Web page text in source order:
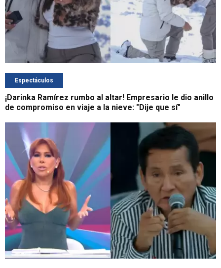
Espectáculos
¡Darinka Ramírez rumbo al altar! Empresario le dio anillo
de compromiso en viaje a la nieve: "Dije que sí"